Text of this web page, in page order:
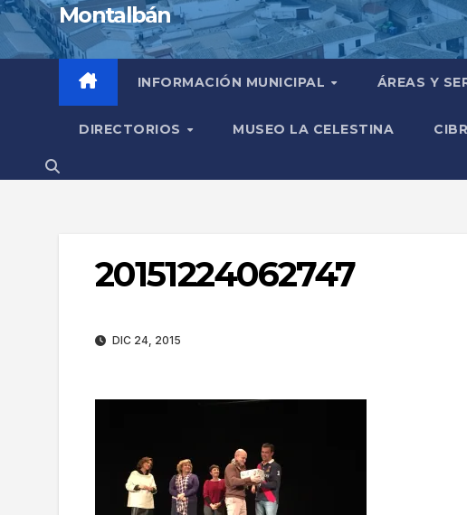
Montalbán
INFORMACIÓN MUNICIPAL ÁREAS Y
DIRECTORIOS MUSEO LA CELESTINA
20151224062747
DIC 24, 2015